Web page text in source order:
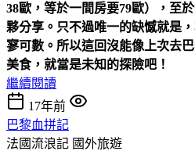
38歐，等於一間房要79歐），至
夥分享。只不過唯一的缺憾就是
寥可數。所以這回沒能像上次去
美食，就當是未知的探險吧！
繼續閱讀
17年前
巴黎血拼記
法國流浪記 國外旅遊